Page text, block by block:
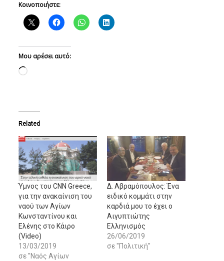
Κοινοποιήστε:
Μου αρέσει αυτό:
Loading…
Related
Ύμνος του CNN Greece,
για την ανακαίνιση του
ναού των Αγίων
Κωνσταντίνου και
Ελένης στο Κάιρο
(Video)
13/03/2019
σε "Ναός Αγίων
Δ. Αβραμόπουλος: Ένα
ειδικό κομμάτι στην
καρδιά μου το έχει ο
Αιγυπτιώτης
Ελληνισμός
26/06/2019
σε "Πολιτική"